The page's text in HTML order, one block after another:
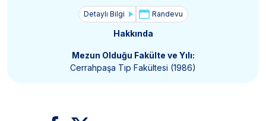
Detaylı Bilgi Randevu
Hakkında
Mezun Olduğu Fakülte ve Yılı:
Cerrahpaşa Tıp Fakültesi (1986)